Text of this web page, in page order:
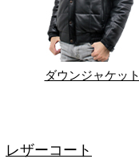
ダウンジャケット
レザーコート